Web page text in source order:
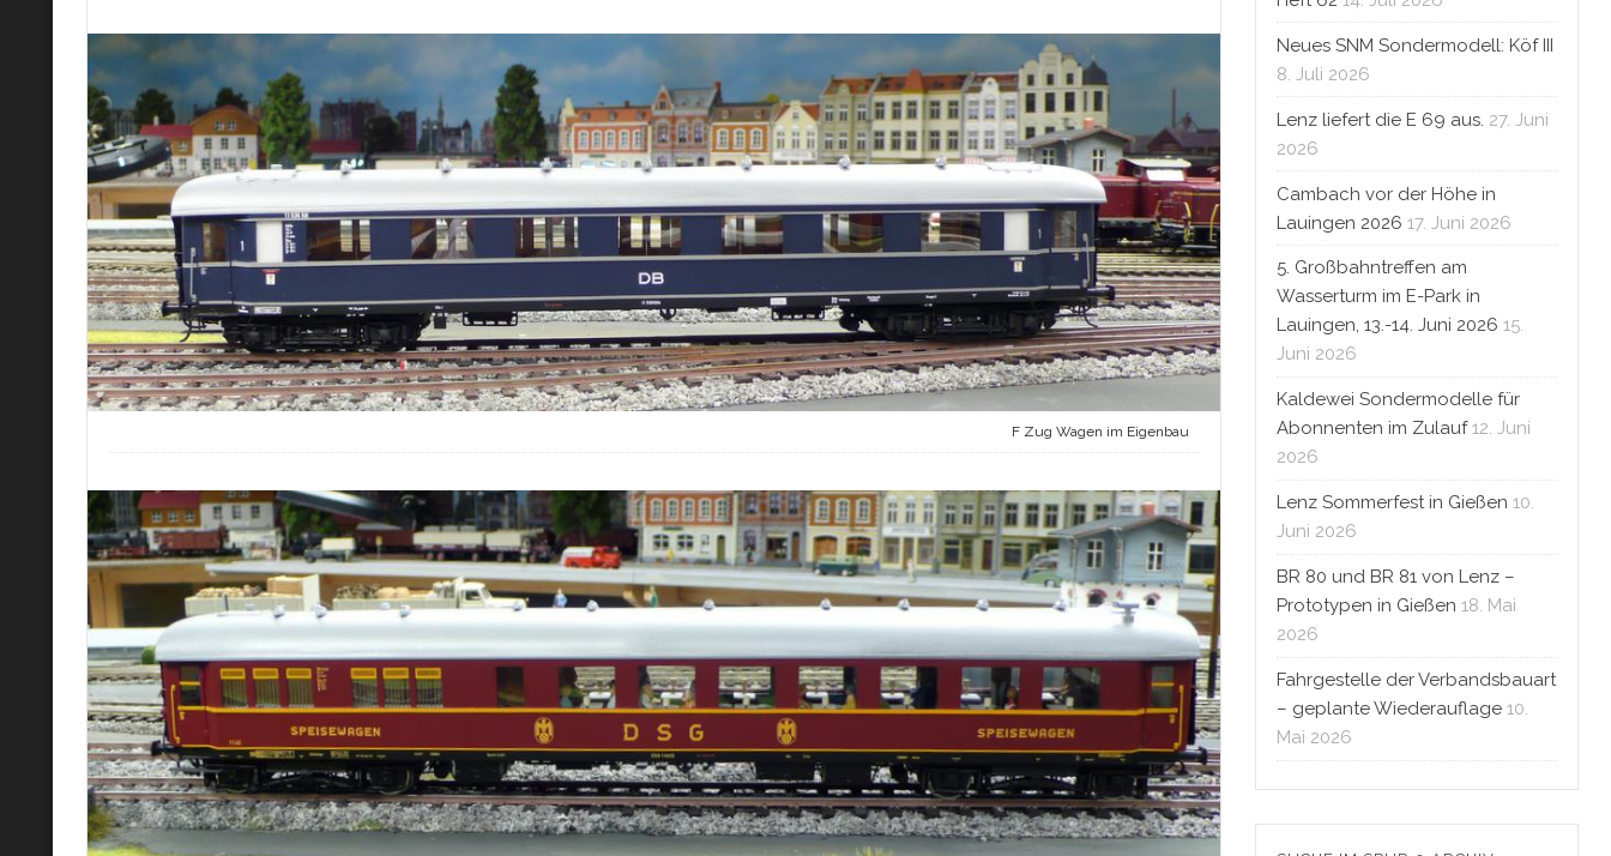
F Zug Wagen im Eigenbau
Neues SNM Sondermodell: Köf III
8. Juli 2026
Lenz liefert die E 69 aus. 27. Juni
2026
Cambach vor der Höhe in
Lauingen 2026 17. Juni 2026
5. Großbahntreffen am
Wasserturm im E-Park in
Lauingen, 13.-14. Juni 2026 15.
Juni 2026
Kaldewei Sondermodelle für
Abonnenten im Zulauf 12. Juni
2026
Lenz Sommerfest in Gießen 10.
Juni 2026
BR 80 und BR 81 von Lenz –
Prototypen in Gießen 18. Mai
2026
Fahrgestelle der Verbandsbauart
– geplante Wiederauflage 10.
Mai 2026